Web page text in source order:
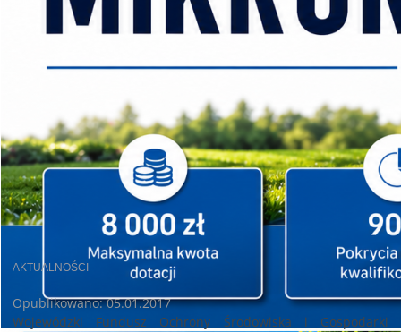
AKTUALNOŚCI
Opublikowano: 05.01.2017
Wojewódzki Fundusz Ochrony Środowiska i Gospodarki